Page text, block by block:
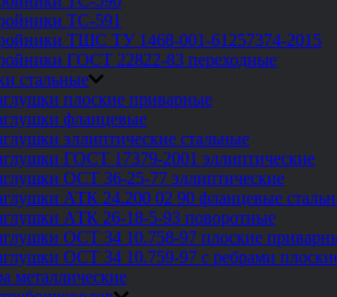
ТС-591
ТШС ТУ 1468-001-61257374-2015
ГОСТ 22822-83 переходные
стальные
плоские приварные
фланцевые
эллиптические стальные
ГОСТ 17379-2001 эллиптические
ОСТ 36-25-77 эллиптические
АТК 24.200 02 90 фланцевые
АТК 26-18-5-93 поворотные
ОСТ 34 10.758-97 плоские
ОСТ 34 10.759-97 с ребрами
металлические